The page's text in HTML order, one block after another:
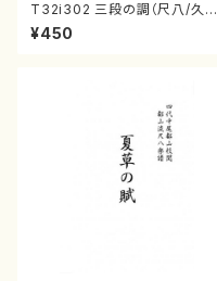
T32i302 三段の調（尺八/久本
玄智/楽譜）都山no:2003
¥450